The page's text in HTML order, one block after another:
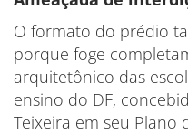
O formato do prédio
porque foge
arquitetônico das
ensino do DF,
Teixeira em seu Plano